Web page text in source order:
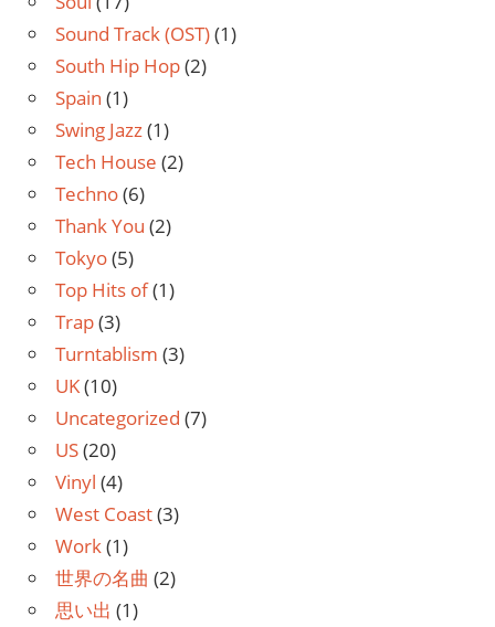
Sound Track (OST)(1)
South Hip Hop(2)
Spain (1)
Swing Jazz(1)
Tech House (2)
Techno(6)
Thank You (2)
Tokyo(5)
Top Hits of(1)
Trap(3)
Turntablism (3)
UK(10)
Uncategorized (7)
US(20)
Vinyl (4)
West Coast(3)
Work(1)
世界の名曲 (2)
思い出 (1)